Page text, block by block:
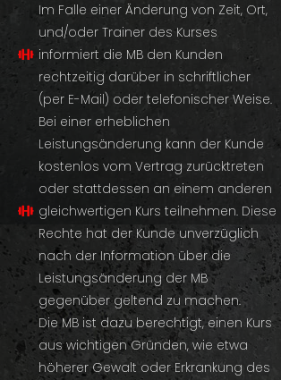
Im Falle einer Änderung von Zeit, Ort,
und/oder Trainer des Kurses
informiert die MB den Kunden
rechtzeitig darüber in schriftlicher
(per E-Mail) oder telefonischer Weise.
Bei einer erheblichen
Leistungsänderung kann der Kunde
kostenlos vom Vertrag zurücktreten
oder stattdessen an einem anderen
gleichwertigen Kurs teilnehmen. Diese
Rechte hat der Kunde unverzüglich
nach der Information über die
Leistungsänderung der MB
gegenüber geltend zu machen.
Die MB ist dazu berechtigt, einen Kurs
aus wichtigen Gründen, wie etwa
höherer Gewalt oder Erkrankung des